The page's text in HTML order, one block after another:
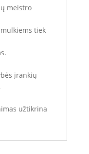
meistro
tiek
įrankių
užtikrina